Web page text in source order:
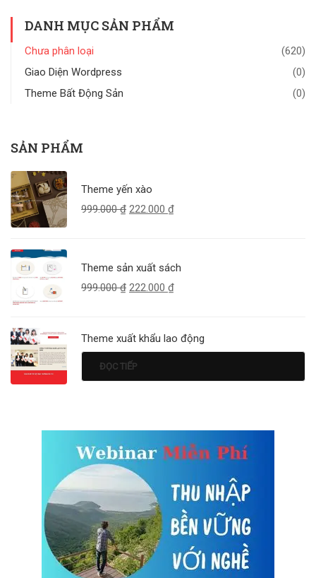
DANH MỤC SẢN PHẨM
Chưa phân loại
(620)
Giao Diện Wordpress
(0)
Theme Bất Động Sản
(0)
SẢN PHẨM
Theme yến xào
999.000₫ 222.000 ₫
Theme sản xuất sách
999.000₫ 222.000 ₫
Theme xuất khẩu lao động
ĐỌC TIẾP